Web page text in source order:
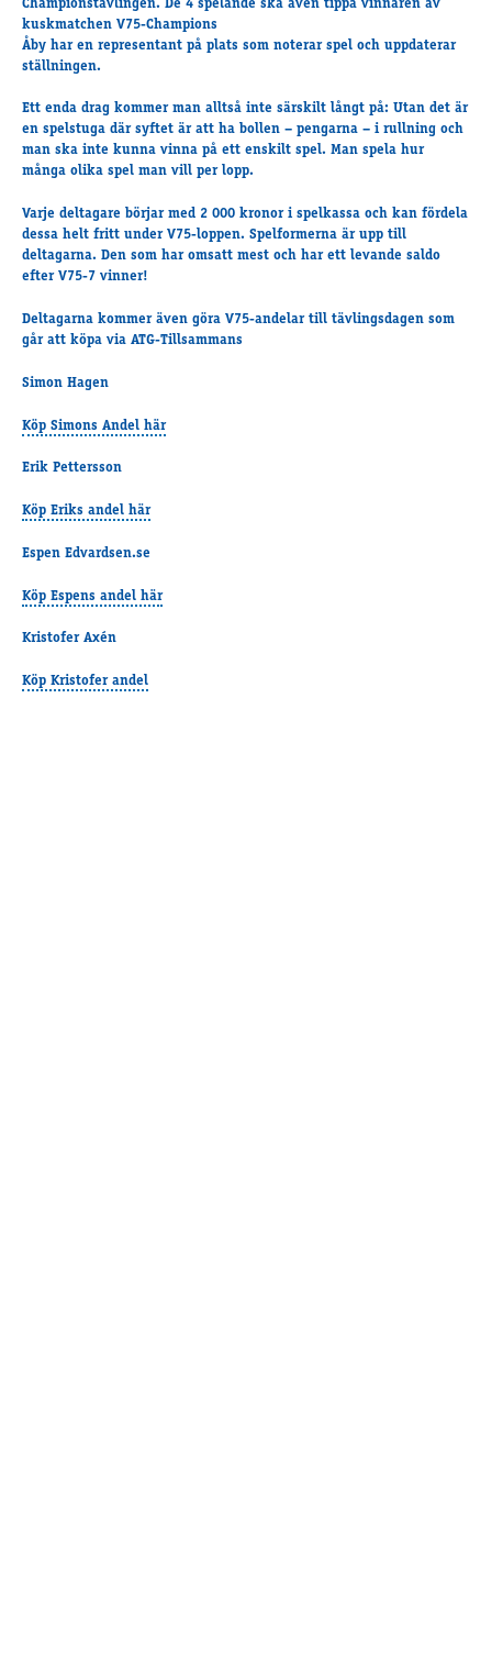
Travkonferens
Exponering & värdskap
Aktiviteter
Hört och hänt
Tävling
Träning och provlopp
Aktiva
Månadens B-tränare 2026
Euro Classic Trot
Andelshästar
Supertorsdag
Samarbetspartners
Championstävlingen. De 4 spelande ska även tippa vinnaren av
kuskmatchen V75-Champions
Åby har en representant på plats som noterar spel och uppdaterar
ställningen.
Ett enda drag kommer man alltså inte särskilt långt på: Utan det är
en spelstuga där syftet är att ha bollen – pengarna – i rullning och
man ska inte kunna vinna på ett enskilt spel. Man spela hur
många olika spel man vill per lopp.
Varje deltagare börjar med 2 000 kronor i spelkassa och kan fördela
dessa helt fritt under V75-loppen. Spelformerna är upp till
deltagarna. Den som har omsatt mest och har ett levande saldo
efter V75-7 vinner!
Deltagarna kommer även göra V75-andelar till tävlingsdagen som
går att köpa via ATG-Tillsammans
Simon Hagen
Köp Simons Andel här
Erik Pettersson
Köp Eriks andel här
Espen Edvardsen.se
Köp Espens andel här
Kristofer Axén
Köp Kristofer andel